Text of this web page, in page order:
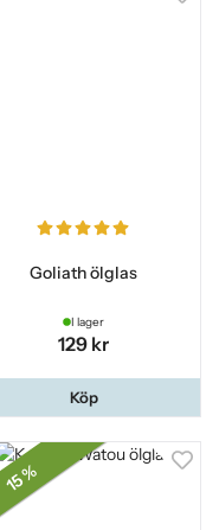
Goliath ölglas
I lager
129 kr
Köp
15 %